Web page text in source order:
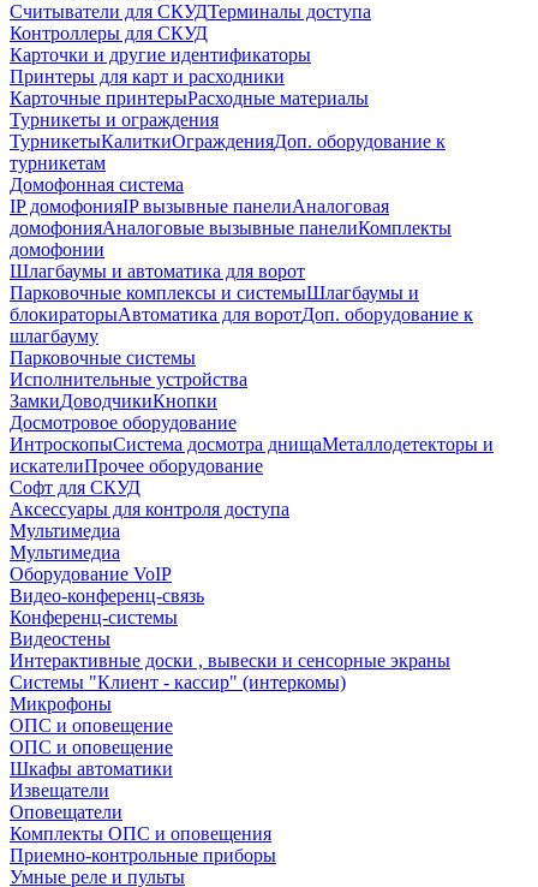
Считыватели для СКУДТерминалы доступа
Контроллеры для СКУД
Карточки и другие идентификаторы
Принтеры для карт и расходники
Карточные принтерыРасходные материалы
Турникеты и ограждения
ТурникетыКалиткиОгражденияДоп. оборудование к
турникетам
Домофонная система
IP домофонияIP вызывные панелиАналоговая
домофонияАналоговые вызывные панелиКомплекты
домофонии
Шлагбаумы и автоматика для ворот
Парковочные комплексы и системыШлагбаумы и
блокираторыАвтоматика для воротДоп. оборудование к
шлагбауму
Парковочные системы
Исполнительные устройства
ЗамкиДоводчикиКнопки
Досмотровое оборудование
ИнтроскопыСистема досмотра днищаМеталлодетекторы и
искателиПрочее оборудование
Софт для СКУД
Аксессуары для контроля доступа
Мультимедиа
Мультимедиа
Оборудование VoIP
Видео-конференц-связь
Конференц-системы
Видеостены
Интерактивные доски , вывески и сенсорные экраны
Системы "Клиент - кассир" (интеркомы)
Микрофоны
ОПС и оповещение
ОПС и оповещение
Шкафы автоматики
Извещатели
Оповещатели
Комплекты ОПС и оповещения
Приемно-контрольные приборы
Умные реле и пульты